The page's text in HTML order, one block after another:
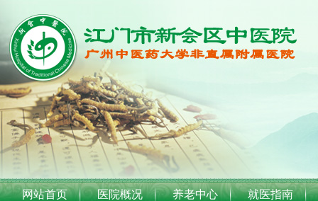
网站首页 医院概况 养老中心 就医指南